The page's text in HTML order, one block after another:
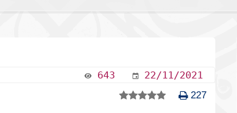
643 22/11/2021
227